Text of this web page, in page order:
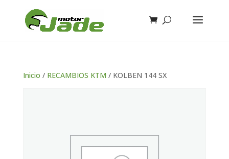
Inicio / RECAMBIOS KTM / KOLBEN 144 SX